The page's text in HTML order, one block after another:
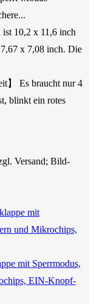
ist 10,2 x 11,6 inch
x 7,08 inch. Die
】 Es braucht nur 4
blinkt ein rotes
Versand; Bild-
mit Sperrmodus,
EIN-Knopf-